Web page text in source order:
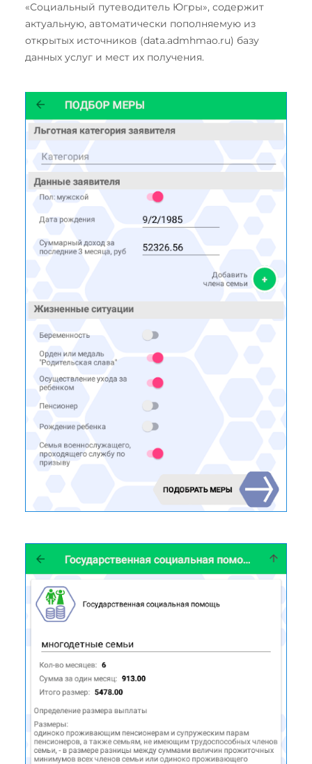
«Социальный путеводитель Югры», содержит
актуальную, автоматически пополняемую из
открытых источников (data.admhmao.ru) базу
данных услуг и мест их получения.